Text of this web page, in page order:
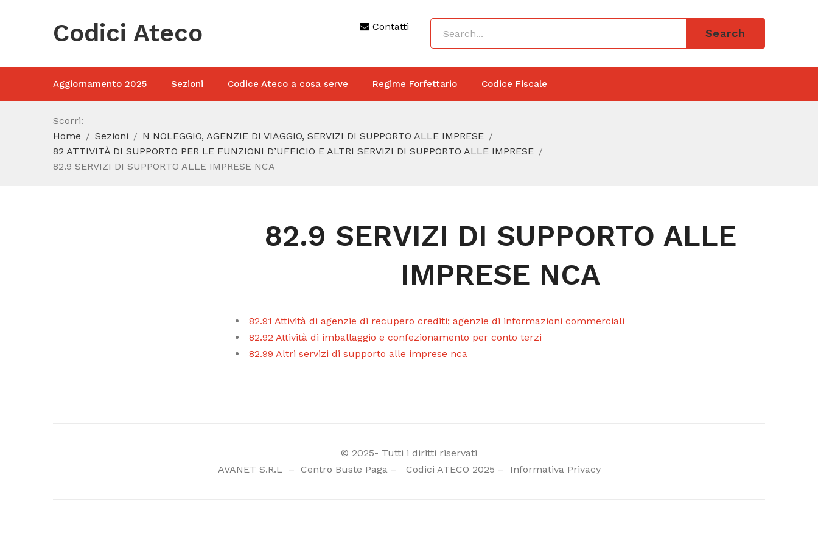
Codici Ateco Contatti
Search
Aggiornamento 2025 Sezioni Codice Ateco a cosa serve Regime Forfettario Codice Fiscale
Scorri:
Home
Sezioni
N NOLEGGIO, AGENZIE DI VIAGGIO, SERVIZI DI SUPPORTO ALLE IMPRESE
82 ATTIVITÀ DI SUPPORTO PER LE FUNZIONI D’UFFICIO E ALTRI SERVIZI DI SUPPORTO ALLE IMPRESE
82.9 SERVIZI DI SUPPORTO ALLE IMPRESE NCA
82.9 SERVIZI DI SUPPORTO ALLE
IMPRESE NCA
82.91 Attività di agenzie di recupero crediti; agenzie di informazioni commerciali
82.92 Attività di imballaggio e confezionamento per conto terzi
82.99 Altri servizi di supporto alle imprese nca
© 2025- Tutti i diritti riservati
AVANET S.R.L
– Centro Buste Paga– Codici ATECO 2025 – Informativa Privacy